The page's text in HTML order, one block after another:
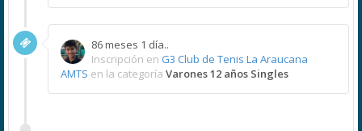
86 meses 1 día..
Inscripción en G3 Club de Tenis La Araucana
AMTS en la categoría Varones 12 años Singles